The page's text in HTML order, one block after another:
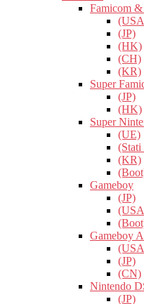
Famicom
(JP)
(HK)
(CH)
(KR)
Super
(JP)
(HK)
Super
(UE)
(KR)
Gameboy
(JP)
Gameboy
(JP)
(CN)
Nintendo
(JP)